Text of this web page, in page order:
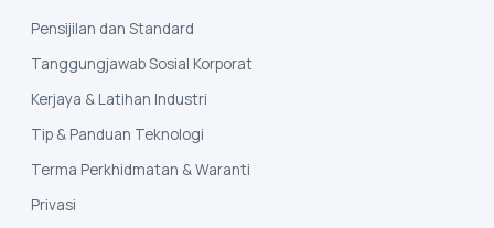
Pensijilan dan Standard
Tanggungjawab Sosial Korporat
Kerjaya & Latihan Industri
Tip & Panduan Teknologi
Terma Perkhidmatan & Waranti
Privasi